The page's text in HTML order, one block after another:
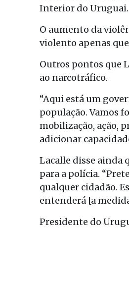
Interior do Uruguai.
O aumento da
violento apenas
Outros pontos que
ao narcotráfico.
“Aqui está um
população. Vamos
mobilização, ação,
adicionar
Lacalle disse ainda
para a polícia.
qualquer cidadão.
entenderá [a
Presidente do